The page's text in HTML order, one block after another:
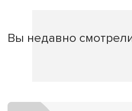
Вы недавно